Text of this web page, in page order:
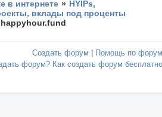
в интернете » HYIPs,
вклады под проценты
Создать форум Помощь по